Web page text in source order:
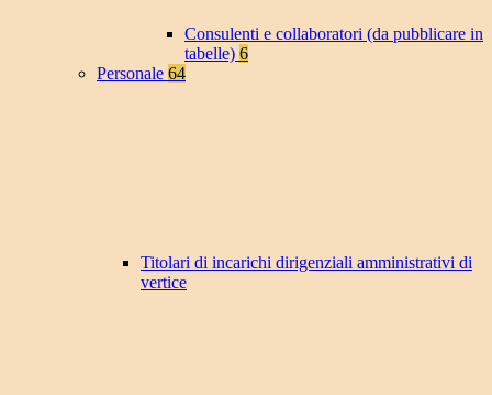
Consulenti e collaboratori (da pubblicare in
tabelle) 6
Personale 64
Titolari di incarichi dirigenziali amministrativi di
vertice